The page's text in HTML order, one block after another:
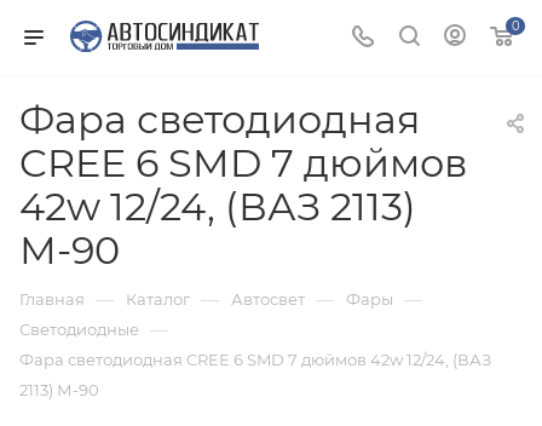
0
Фара светодиодная
CREE 6 SMD 7 дюймов
42w 12/24, (ВАЗ 2113)
М-90
Главная — Каталог — Автосвет — Фары —
Светодиодные —
Фара светодиодная CREE 6 SMD 7 дюймов 42w 12/24, (ВАЗ
2113) М-90